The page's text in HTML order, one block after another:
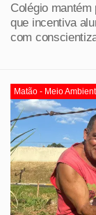
Colégio
que incentiva
com
Matão - Meio